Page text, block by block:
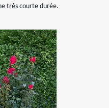
très courte durée.